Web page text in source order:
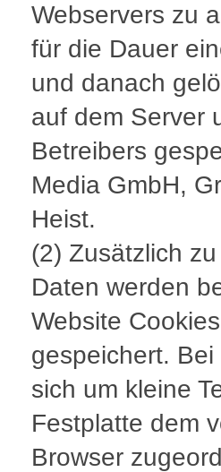
Webservers zu
für die Dauer
und danach
auf dem Server
Betreibers
Media GmbH,
Heist.
(2) Zusätzlich
Daten werden
Website
gespeichert.
sich um kleine
Festplatte dem
Browser